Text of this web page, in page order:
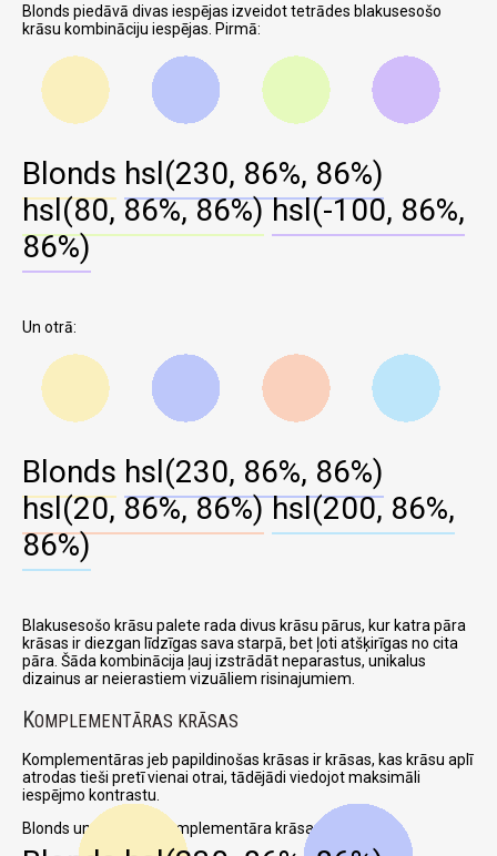
Blonds piedāvā divas iespējas izveidot tetrādes blakusesošo
krāsu kombināciju iespējas. Pirmā:
Blonds hsl(230, 86%, 86%)
hsl(80, 86%, 86%) hsl(-100, 86%,
86%)
Un otrā:
Blonds hsl(230, 86%, 86%)
hsl(20, 86%, 86%) hsl(200, 86%,
86%)
Blakusesošo krāsu palete rada divus krāsu pārus, kur katra pāra
krāsas ir diezgan līdzīgas sava starpā, bet ļoti atšķirīgas no cita
pāra. Šāda kombinācija ļauj izstrādāt neparastus, unikalus
dizainus ar neierastiem vizuāliem risinajumiem.
KOMPLEMENTĀRAS KRĀSAS
Komplementāras jeb papildinošas krāsas ir krāsas, kas krāsu aplī
atrodas tieši pretī vienai otrai, tādējādi viedojot maksimāli
iespējmo kontrastu.
Blonds un attiecīga komplementāra krāsa: